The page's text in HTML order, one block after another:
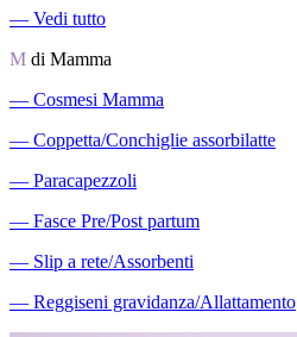
― Vedi tutto
M di Mamma
― Cosmesi Mamma
― Coppetta/Conchiglie assorbilatte
― Paracapezzoli
― Fasce Pre/Post partum
― Slip a rete/Assorbenti
― Reggiseni gravidanza/Allattamento